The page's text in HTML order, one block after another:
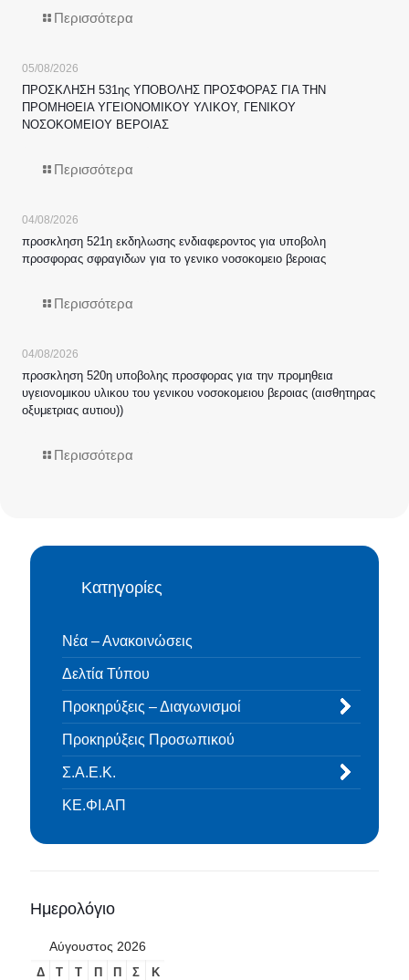
Περισσότερα
05/08/2026
ΠΡΟΣΚΛΗΣΗ 531ης ΥΠΟΒΟΛΗΣ ΠΡΟΣΦΟΡΑΣ ΓΙΑ ΤΗΝ
ΠΡΟΜΗΘΕΙΑ ΥΓΕΙΟΝΟΜΙΚΟΥ ΥΛΙΚΟΥ, ΓΕΝΙΚΟΥ
ΝΟΣΟΚΟΜΕΙΟΥ ΒΕΡΟΙΑΣ
Περισσότερα
04/08/2026
προσκληση 521η εκδηλωσης ενδιαφεροντος για υποβολη
προσφορας σφραγιδων για το γενικο νοσοκομειο βεροιας
Περισσότερα
04/08/2026
προσκληση 520η υποβολης προσφορας για την προμηθεια
υγειονομικου υλικου του γενικου νοσοκομειου βεροιας (αισθητηρας
οξυμετριας αυτιου))
Περισσότερα
Κατηγορίες
Νέα – Ανακοινώσεις
Δελτία Τύπου
Προκηρύξεις – Διαγωνισμοί
Προκηρύξεις Προσωπικού
Σ.Α.Ε.Κ.
ΚΕ.ΦΙ.ΑΠ
Ημερολόγιο
Αύγουστος 2026
Δ Τ Τ Π Π Σ
Κ